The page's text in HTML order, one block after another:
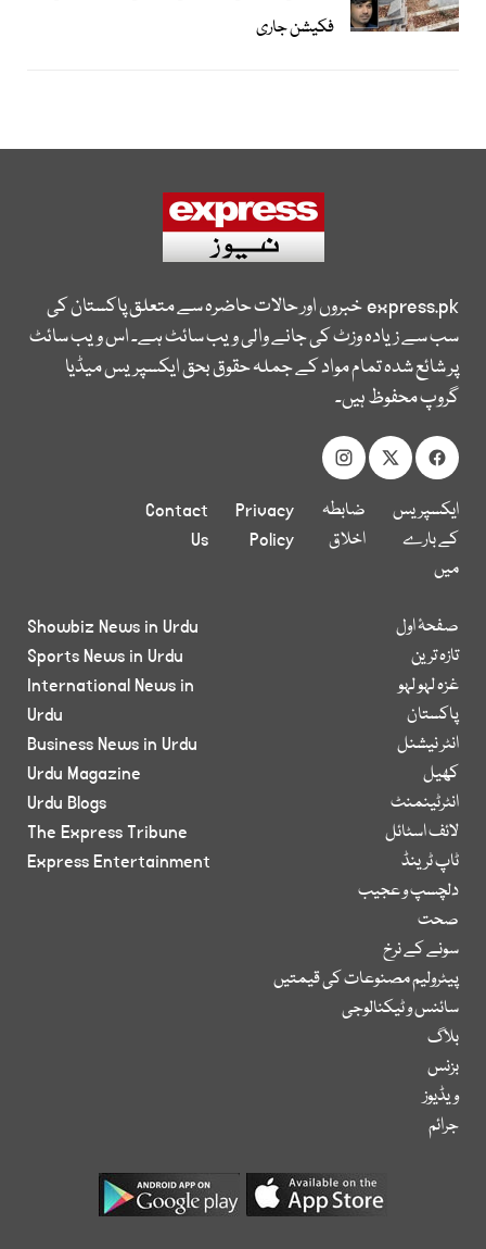
فکیشن جاری
express.pkخبروں اور حالات حاضرہ سے متعلق پاکستان کی
سب سے زیادہ وزٹ کی جانے والی ویب سائٹ ہے۔ اس ویب سائٹ
پر شائع شدہ تمام مواد کے جملہ حقوق بحق ایکسپریس میڈیا
گروپ محفوظ ہیں۔
ایکسپریس
کے بارے
میں
ضابطہ
اخلاق
Privacy
Policy
Contact
Us
صفحۂ اول
تازہ ترین
غزہ لہو لہو
پاکستان
انٹر نیشنل
کھیل
انٹرٹینمنٹ
لائف اسٹائل
ٹاپ ٹرینڈ
دلچسپ و عجیب
صحت
سونے کے نرخ
پیٹرولیم مصنوعات کی قیمتیں
سائنس و ٹیکنالوجی
بلاگ
بزنس
ویڈیوز
جرائم
Showbiz News in Urdu
Sports News in Urdu
International News in
Urdu
Business News in Urdu
Urdu Magazine
Urdu Blogs
The Express Tribune
Express Entertainment